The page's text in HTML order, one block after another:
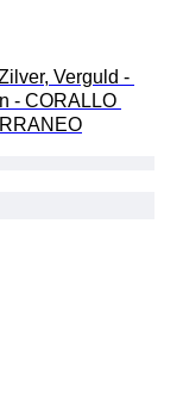
Verguld -
- CORALLO